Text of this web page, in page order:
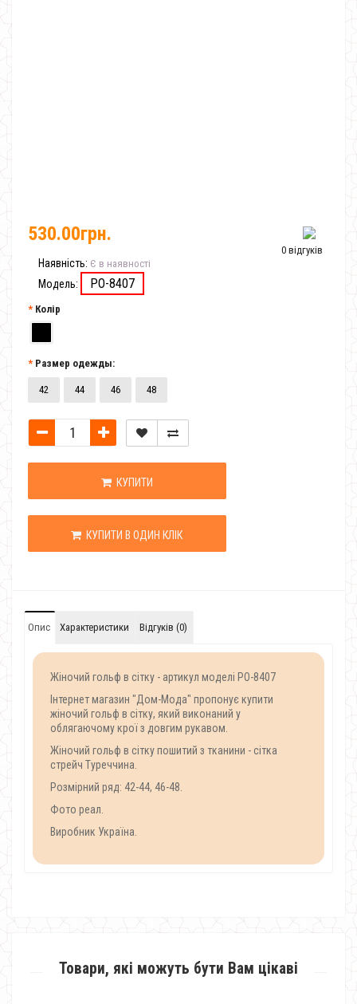
0 відгуків
530.00грн.
Наявність: Є в наявності
Модель: PO-8407
Колір
Размер одежды:
42 44 46 48
КУПИТИ
КУПИТИ В ОДИН КЛІК
Опис Характеристики Відгуків (0)
Жіночий гольф в сітку - артикул моделі PO-8407
Інтернет магазин "Дом-Мода" пропонує купити
жіночий гольф в сітку, який виконаний у
облягаючому крої з довгим рукавом.
Жіночий гольф в сітку пошитий з тканини - сітка
стрейч Туреччина.
Розмірний ряд: 42-44, 46-48.
Фото реал.
Виробник Україна.
Товари, які можуть бути Вам цікаві